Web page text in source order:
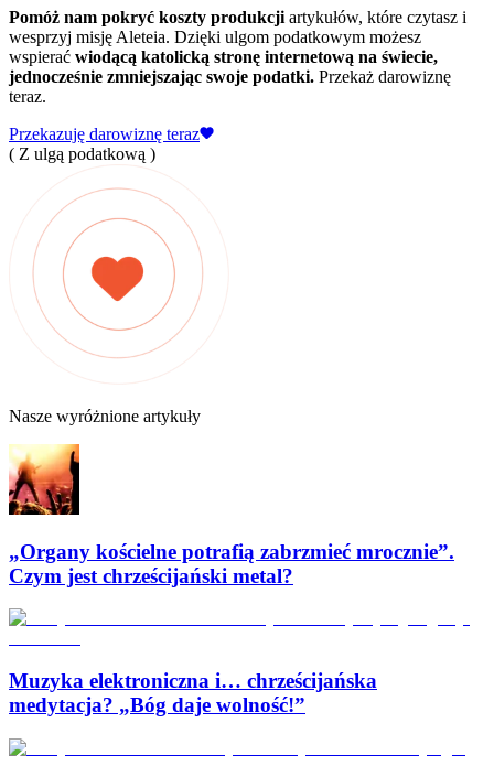
Pomóż nam pokryć koszty produkcji artykułów, które czytasz i
wesprzyj misję Aleteia. Dzięki ulgom podatkowym możesz
wspierać wiodącą katolicką stronę internetową na świecie,
jednocześnie zmniejszając swoje podatki. Przekaż darowiznę
teraz.
Przekazuję darowiznę teraz
( Z ulgą podatkową )
Nasze wyróżnione artykuły
„Organy kościelne potrafią zabrzmieć mrocznie”.
Czym jest chrześcijański metal?
Muzyka elektroniczna i… chrześcijańska
medytacja? „Bóg daje wolność!”